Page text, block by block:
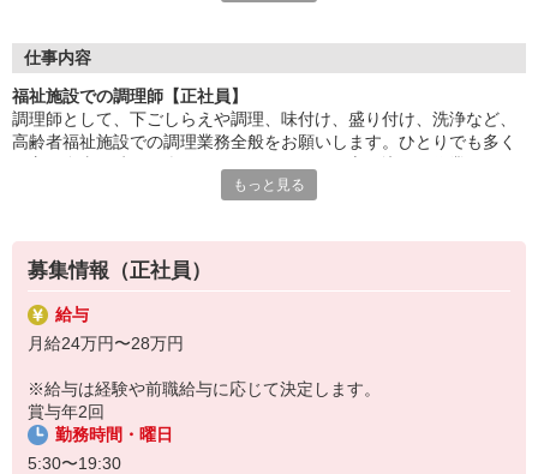
調理に集中できる環境で、仕込み・調理・盛付けなどの業務に専
チームで協力しながら、安心・安全な食事を提供します。
「美味しかった」「ありがとう」の言葉が、何よりの喜び。
食を通じて人の心に寄り添える、やりがいのある仕事です。
給食運営を行う業界大手。
社員の成長を支える研修制度も整っており、長期的なキャリア形
成が可能です。
仕事内容
福祉施設での調理師【正社員】
調理師として、下ごしらえや調理、味付け、盛り付け、洗浄など、
高齢者福祉施設での調理業務全般をお願いします。ひとりでも多く
らこそ、利用者さまの笑顔を見られたときには達成感を感じられま
もっと見る
募集情報（正社員）
給与
月給24万円〜28万円
※給与は経験や前職給与に応じて決定します。
賞与年2回
勤務時間・曜日
5:30〜19:30